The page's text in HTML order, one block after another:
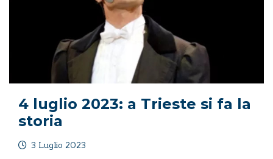
4 luglio 2023: a Trieste si fa la
storia
3 Luglio 2023